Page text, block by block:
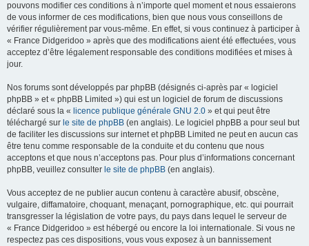
pouvons modifier ces conditions à n’importe quel moment et nous essaierons
de vous informer de ces modifications, bien que nous vous conseillons de
vérifier régulièrement par vous-même. En effet, si vous continuez à participer à
« France Didgeridoo » après que des modifications aient été effectuées, vous
acceptez d’être légalement responsable des conditions modifiées et mises à
jour.
Nos forums sont développés par phpBB (désignés ci-après par « logiciel
phpBB » et « phpBB Limited ») qui est un logiciel de forum de discussions
déclaré sous la « licence publique générale GNU 2.0 » et qui peut être
téléchargé sur le site de phpBB (en anglais). Le logiciel phpBB a pour seul but
de faciliter les discussions sur internet et phpBB Limited ne peut en aucun cas
être tenu comme responsable de la conduite et du contenu que nous
acceptons et que nous n’acceptons pas. Pour plus d’informations concernant
phpBB, veuillez consulter le site de phpBB (en anglais).
Vous acceptez de ne publier aucun contenu à caractère abusif, obscène,
vulgaire, diffamatoire, choquant, menaçant, pornographique, etc. qui pourrait
transgresser la législation de votre pays, du pays dans lequel le serveur de
« France Didgeridoo » est hébergé ou encore la loi internationale. Si vous ne
respectez pas ces dispositions, vous vous exposez à un bannissement